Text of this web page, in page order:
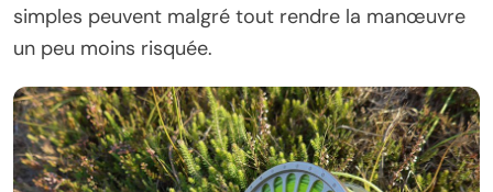
simples peuvent malgré tout rendre la manœuvre
un peu moins risquée.